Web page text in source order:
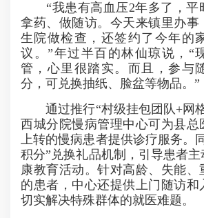
“我患有高血压2年多了，平
拿药、做随访。今天来镇里办事
生院做检查，还签约了今年的
议。”年过半百的林仙琼说，“
管，心里很踏实。而且，参与
分，可兑换抽纸、脸盆等物品。”
通过推行“村级挂包团队+网格
西城分院慢病管理中心可为县总
上转的慢病患者提供诊疗服务。
积分”兑换礼品机制，引导患者
康教育活动。针对高龄、失能、
的患者，中心还提供上门随访和
切实解决特殊群体的就医难题。